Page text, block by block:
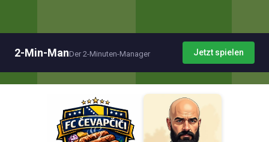
2-Min-ManDer 2-Minuten-Manager Jetzt spielen